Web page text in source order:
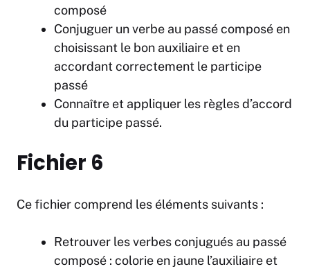
composé
Conjuguer un verbe au passé composé en
choisissant le bon auxiliaire et en
accordant correctement le participe
passé
Connaître et appliquer les règles d’accord
du participe passé.
Fichier 6
Ce fichier comprend les éléments suivants :
Retrouver les verbes conjugués au passé
composé : colorie en jaune l’auxiliaire et